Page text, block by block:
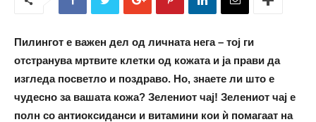
Пилингот е важен дел од личната нега – тој ги
отстранува мртвите клетки од кожата и ја прави да
изгледа посветло и поздраво. Но, знаете ли што е
чудесно за вашата кожа? Зелениот чај! Зелениот чај е
полн со антиоксиданси и витамини кои ѝ помагаат на